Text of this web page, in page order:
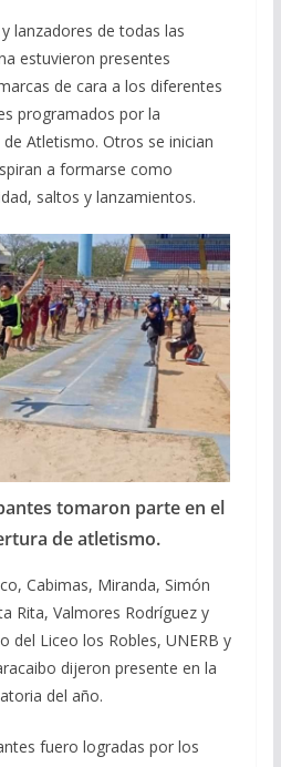
lanzadores de todas las
estuvieron presentes
de cara a los diferentes
programados por la
Atletismo. Otros se inician
a formarse como
saltos y lanzamientos.
tomaron parte en el
de atletismo.
Cabimas, Miranda, Simón
Rita, Valmores Rodríguez y
del Liceo los Robles, UNERB y
dijeron presente en la
del año.
fuero logradas por los